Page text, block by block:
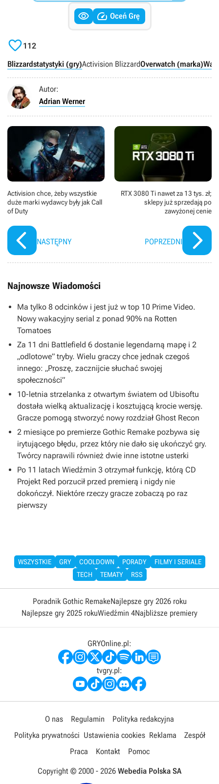
  Oceń Grę
112
Blizzardstatystyki (gry)Activision BlizzardOverwatch (marka)
Autor:
Adrian Werner
Activision chce, żeby wszystkie
duże marki wydawcy były jak Call
of Duty
NASTĘPNY
RTX 3080 Ti nawet za 13 tys. zł;
sklepy już sprzedają po
zawyżonej cenie
POPRZEDNI
Najnowsze Wiadomości
Ma tylko 8 odcinków i jest już w top 10 Prime Video.
Nowy wakacyjny serial z ponad 90% na Rotten
Tomatoes
Za 11 dni Battlefield 6 dostanie legendarną mapę i 2
„odlotowe” tryby. Wielu graczy chce jednak czegoś
innego: „Proszę, zacznijcie słuchać swojej
społeczności”
10-letnia strzelanka z otwartym światem od Ubisoftu
dostała wielką aktualizację i kosztującą krocie wersję.
Gracze pomogą stworzyć nowy rozdział Ghost Recon
2 miesiące po premierze Gothic Remake pozbywa się
irytującego błędu, przez który nie dało się ukończyć gry.
Twórcy naprawili również dwie inne istotne usterki
Po 11 latach Wiedźmin 3 otrzymał funkcję, którą CD
Projekt Red porzucił przed premierą i nigdy nie
dokończył. Niektóre rzeczy gracze zobaczą po raz
pierwszy
WSZYSTKIE GRY COOLDOWN PORADY
FILMY I SERIALE
TECH
TEMATY RSS
Poradnik Gothic RemakeNajlepsze gry 2026 roku
Najlepsze gry 2025 rokuWiedźmin 4Najbliższe premiery
GRYOnline.pl:
tvgry.pl:
O nas Regulamin
Polityka redakcyjna
Polityka prywatności Ustawienia cookies Reklama
Zespół
Praca
Kontakt Pomoc
Copyright © 2000 - 2026 Webedia Polska SA